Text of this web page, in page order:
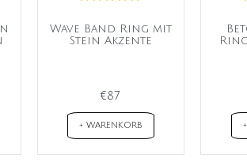
Wave Band Ring mit
Stein Akzente
€87
+ WARENKORB